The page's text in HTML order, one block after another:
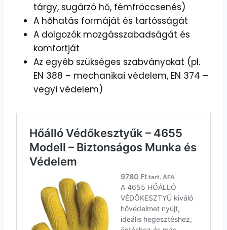
tárgy, sugárzó hő, fémfröccsenés)
A hőhatás formáját és tartósságát
A dolgozók mozgásszabadságát és
komfortját
Az egyéb szükséges szabványokat (pl.
EN 388 – mechanikai védelem, EN 374 –
vegyi védelem)